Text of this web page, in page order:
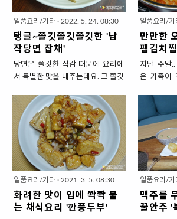
치 1..
블로거생활 9년이면 안한 요리가
뭐 있겠냐며~ 자만했었네요. 갱년
께요. 부랴부랴 카메라들고 주방으
로 들어가서 기특하게 버텨준 '더덕
이'를 요리했습니다. 미안한 마음에
맛있게 요리하려고 영혼을 갈아 넣
감을 상큼한 양념으로 살렸습니다.
하얀 쌀밥은 물론 뽀얀 막걸리 안주
로도 좋아요. 양념 맛있는 더덕이와
맛있는 주말 보내세요. 맵단짠에 상
큼까지 더한 가을 반찬..
저는 가지
을때는 밑
식에서의
거든요. 날
시원
안주로 '깐
이름인데
않고 '기(
빠르게 볶
지'이니 가
든 요리겠
일품요리/기타 · 2022. 5. 24. 08:30
탱글~쫄깃쫄깃쫄깃한 '납
작당면 잡채'
당면은 쫄깃한 식감 때문에 요리에
서 특별한 맛을 내주는데요. 그 쫄깃
주는 두툼한 '납작당면'이 있어요.
저는 주로 떡볶이 만들때 사리로 먹
곤 했는데 잡채의 주재료로 써도 되
겠더라고요. 납작당면은 훨씬 더 두
껍기 때문에 기존에 '무치던' 요리법
으로 만들면 간이 배이지 않고요. 양
념국물에 자작~~~하게 삶아서 볶
아서 간을 맛있게 맞춰보겠습니다.
탱글~쫄깃쫄깃쫄깃한 '납작당면 잡
채' 1. 재료 준비 ( 4인분 밥반찬) ▣
일품요리/기
만만한
팸김치
지난 주말
온 가족이
임없이 지
을 것이고
벗어난 월
쁨도 잠시
나니 '저녁
올텐데요.
료로 푸짐
끝내보세
은... 묵은
겠습니다.
일품요리/기타 · 2021. 3. 5. 08:30
화려한 맛이 입에 쫙쫙 붙
는 채식요리 '깐풍두부'
일품요리/기
맥주를
꿀안주 '